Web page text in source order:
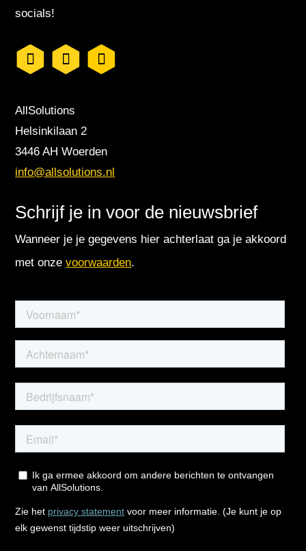
socials!
AllSolutions
Helsinkilaan 2
3446 AH Woerden
info@allsolutions.nl
Schrijf je in voor de nieuwsbrief
Wanneer je je gegevens hier achterlaat ga je akkoord
met onzevoorwaarden.